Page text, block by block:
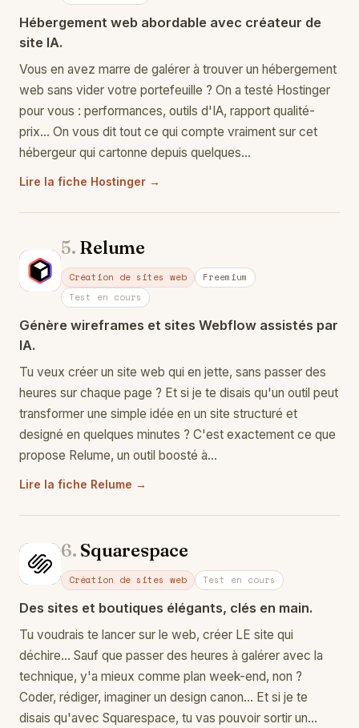
Hébergement web abordable avec créateur de
site IA.
Vous en avez marre de galérer à trouver un hébergement
web sans vider votre portefeuille ? On a testé Hostinger
pour vous : performances, outils d'IA, rapport qualité-
prix… On vous dit tout ce qui compte vraiment sur cet
hébergeur qui cartonne depuis quelques…
Lire la fiche Hostinger →
Re
5. Relume
Création de sites web
Freemium
Test en cours
Génère wireframes et sites Webflow assistés par
IA.
Tu veux créer un site web qui en jette, sans passer des
heures sur chaque page ? Et si je te disais qu'un outil peut
transformer une simple idée en un site structuré et
designé en quelques minutes ? C'est exactement ce que
propose Relume, un outil boosté à…
Lire la fiche Relume →
Sq
6. Squarespace
Création de sites web Test en cours
Des sites et boutiques élégants, clés en main.
Tu voudrais te lancer sur le web, créer LE site qui
déchire… Sauf que passer des heures à galérer avec la
technique, y'a mieux comme plan week-end, non ?
Coder, rédiger, imaginer un design canon… Et si je te
disais qu'avec Squarespace, tu vas pouvoir sortir un…